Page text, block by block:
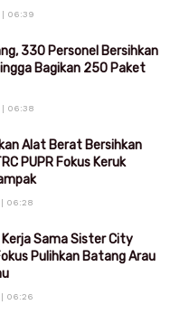
| 06:39
330 Personel Bersihkan
Bagikan 250 Paket
| 06:38
Alat Berat Bersihkan
PUPR Fokus Keruk
| 06:28
Sama Sister City
Pulihkan Batang Arau
| 06:26